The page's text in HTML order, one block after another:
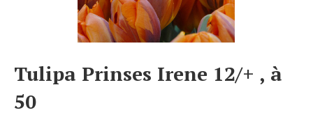
Tulipa Prinses Irene 12/+ , à
50